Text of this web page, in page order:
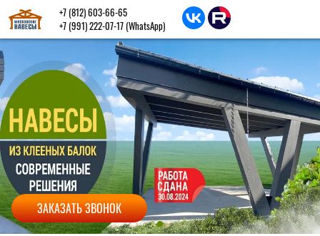
ЗАКАЗАТЬ ЗВОНОК
+7 (812) 603-66-65
+7 (991) 222-07-17 (WhatsApp)